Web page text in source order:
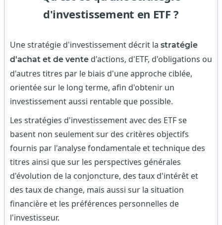
d'investissement en ETF ?
Une stratégie d'investissement décrit la stratégie
d'achat et de vente d'actions, d'ETF, d'obligations ou
d'autres titres par le biais d'une approche ciblée,
orientée sur le long terme, afin d'obtenir un
investissement aussi rentable que possible.
Les stratégies d'investissement avec des ETF se
basent non seulement sur des critères objectifs
fournis par l'analyse fondamentale et technique des
titres ainsi que sur les perspectives générales
d'évolution de la conjoncture, des taux d'intérêt et
des taux de change, mais aussi sur la situation
financière et les préférences personnelles de
l'investisseur.